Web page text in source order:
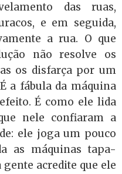
das ruas,
e em seguida,
a rua. O que
não resolve os
os disfarça por um
a fábula da máquina
É como ele lida
nele confiaram a
ele joga um pouco
as máquinas tapa-
gente acredite que ele